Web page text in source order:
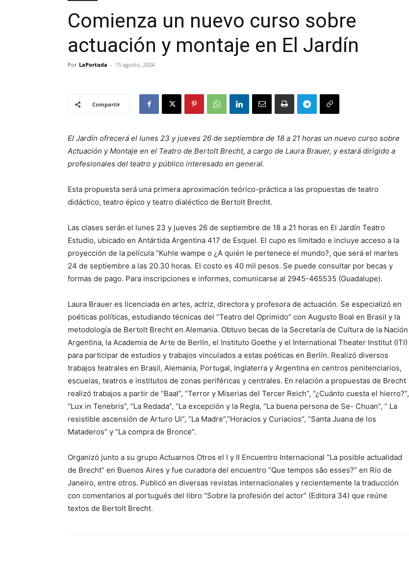
Comienza un nuevo curso sobre
actuación y montaje en El Jardín
Por LaPortada - 15 agosto, 2024
Compartir
El Jardín ofrecerá el lunes 23 y jueves 26 de septiembre de 18 a 21 horas un nuevo curso sobre
Actuación y Montaje en el Teatro de Bertolt Brecht, a cargo de Laura Brauer, y estará dirigido a
profesionales del teatro y público interesado en general.
Esta propuesta será una primera aproximación teórico-práctica a las propuestas de teatro
didáctico, teatro épico y teatro dialéctico de Bertolt Brecht.
Las clases serán el lunes 23 y jueves 26 de septiembre de 18 a 21 horas en El Jardín Teatro
Estudio, ubicado en Antártida Argentina 417 de Esquel. El cupo es limitado e incluye acceso a la
proyección de la película “Kuhle wampe o ¿A quién le pertenece el mundo?, que será el martes
24 de septiembre a las 20.30 horas. El costo es 40 mil pesos. Se puede consultar por becas y
formas de pago. Para inscripciones e informes, comunicarse al 2945-465535 (Guadalupe).
Laura Brauer es licenciada en artes, actriz, directora y profesora de actuación. Se especializó en
poéticas políticas, estudiando técnicas del “Teatro del Oprimido” con Augusto Boal en Brasil y la
metodología de Bertolt Brecht en Alemania. Obtuvo becas de la Secretaría de Cultura de la Nación
Argentina, la Academia de Arte de Berlín, el Instituto Goethe y el International Theater Institut (ITI)
para participar de estudios y trabajos vinculados a estas poéticas en Berlín. Realizó diversos
trabajos teatrales en Brasil, Alemania, Portugal, Inglaterra y Argentina en centros penitenciarios,
escuelas, teatros e institutos de zonas periféricas y centrales. En relación a propuestas de Brecht
realizó trabajos a partir de “Baal”, “Terror y Miserias del Tercer Reich”, “¿Cuánto cuesta el hierro?”,
“Lux in Tenebris”, “La Redada”, “La excepción y la Regla, “La buena persona de Se- Chuan”, ” La
resistible ascensión de Arturo Ui”, “La Madre”,”Horacios y Curiacios”, “Santa Juana de los
Mataderos” y “La compra de Bronce”.
Organizó junto a su grupo Actuarnos Otros el I y II Encuentro Internacional “La posible actualidad
de Brecht” en Buenos Aires y fue curadora del encuentro “Que tempos são esses?” en Río de
Janeiro, entre otros. Publicó en diversas revistas internacionales y recientemente la traducción
con comentarios al portugués del libro “Sobre la profesión del actor” (Editora 34) que reúne
textos de Bertolt Brecht.